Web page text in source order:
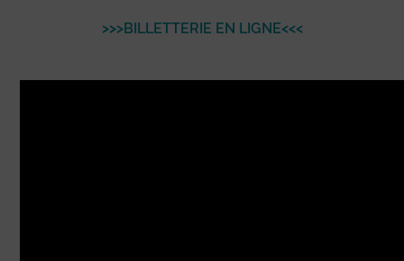
>>>BILLETTERIE EN LIGNE<<<